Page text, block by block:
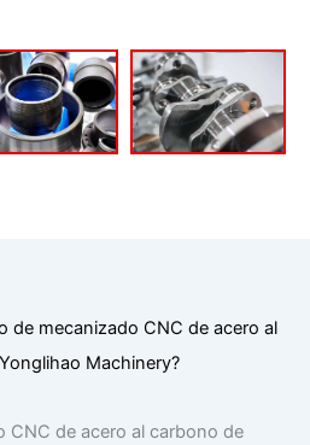
de mecanizado CNC de acero al
Machinery?
CNC de acero al carbono de